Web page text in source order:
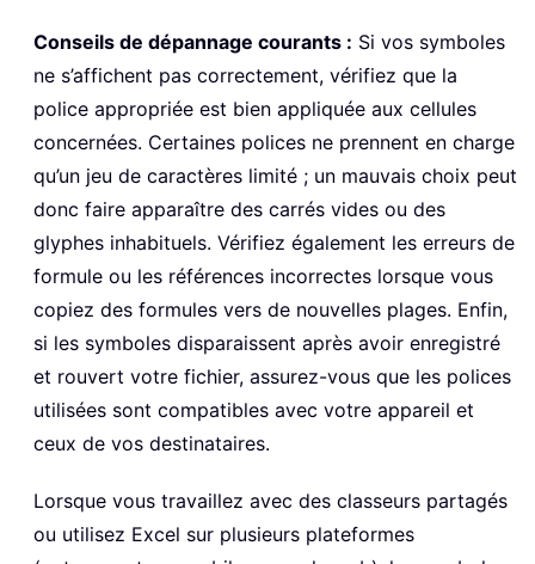
Conseils de dépannage courants : Si vos symboles
ne s’affichent pas correctement, vérifiez que la
police appropriée est bien appliquée aux cellules
concernées. Certaines polices ne prennent en charge
qu’un jeu de caractères limité ; un mauvais choix peut
donc faire apparaître des carrés vides ou des
glyphes inhabituels. Vérifiez également les erreurs de
formule ou les références incorrectes lorsque vous
copiez des formules vers de nouvelles plages. Enfin,
si les symboles disparaissent après avoir enregistré
et rouvert votre fichier, assurez-vous que les polices
utilisées sont compatibles avec votre appareil et
ceux de vos destinataires.
Lorsque vous travaillez avec des classeurs partagés
ou utilisez Excel sur plusieurs plateformes